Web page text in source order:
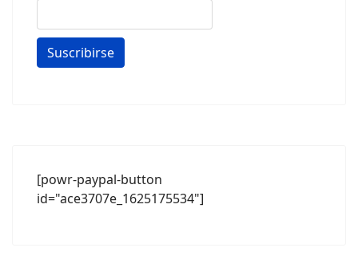
[powr-paypal-button
id="ace3707e_1625175534"]